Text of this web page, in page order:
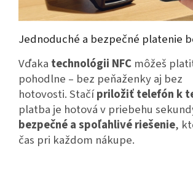
Jednoduché a bezpečné platenie
Vďaka technológii NFC môžeš
pohodlne – bez peňaženky aj bez
hotovosti.Stačípriložiť telefón k
platba je hotová v priebehu
bezpečné a spoľahlivé riešenie,
čas pri každom nákupe.